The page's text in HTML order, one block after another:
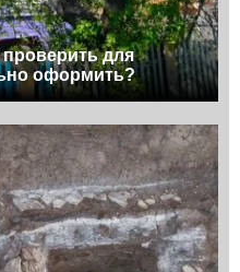
проверить для
оформить?